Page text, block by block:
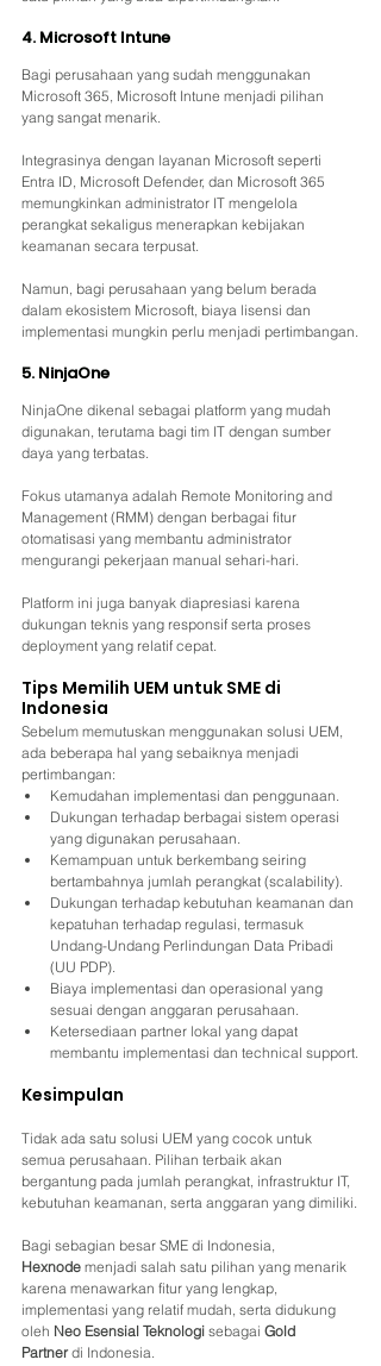
4. Microsoft Intune
Bagi perusahaan yang sudah menggunakan
Microsoft 365, Microsoft Intune menjadi pilihan
yang sangat menarik.
Integrasinya dengan layanan Microsoft seperti
Entra ID, Microsoft Defender, dan Microsoft 365
memungkinkan administrator IT mengelola
perangkat sekaligus menerapkan kebijakan
keamanan secara terpusat.
Namun, bagi perusahaan yang belum berada
dalam ekosistem Microsoft, biaya lisensi dan
implementasi mungkin perlu menjadi pertimbangan.
5. NinjaOne
NinjaOne dikenal sebagai platform yang mudah
digunakan, terutama bagi tim IT dengan sumber
daya yang terbatas.
Fokus utamanya adalah Remote Monitoring and
Management (RMM) dengan berbagai fitur
otomatisasi yang membantu administrator
mengurangi pekerjaan manual sehari-hari.
Platform ini juga banyak diapresiasi karena
dukungan teknis yang responsif serta proses
deployment yang relatif cepat.
Tips Memilih UEM untuk SME di
Indonesia
Sebelum memutuskan menggunakan solusi UEM,
ada beberapa hal yang sebaiknya menjadi
pertimbangan:
Kemudahan implementasi dan penggunaan.
Dukungan terhadap berbagai sistem operasi
yang digunakan perusahaan.
Kemampuan untuk berkembang seiring
bertambahnya jumlah perangkat (scalability).
Dukungan terhadap kebutuhan keamanan dan
kepatuhan terhadap regulasi, termasuk
Undang-Undang Perlindungan Data Pribadi
(UU PDP).
Biaya implementasi dan operasional yang
sesuai dengan anggaran perusahaan.
Ketersediaan partner lokal yang dapat
membantu implementasi dan technical support.
Kesimpulan
Tidak ada satu solusi UEM yang cocok untuk
semua perusahaan. Pilihan terbaik akan
bergantung pada jumlah perangkat, infrastruktur IT,
kebutuhan keamanan, serta anggaran yang dimiliki.
Bagi sebagian besar SME di Indonesia,
Hexnode menjadi salah satu pilihan yang menarik
karena menawarkan fitur yang lengkap,
implementasi yang relatif mudah, serta didukung
oleh Neo Esensial Teknologi sebagai Gold
Partner di Indonesia.